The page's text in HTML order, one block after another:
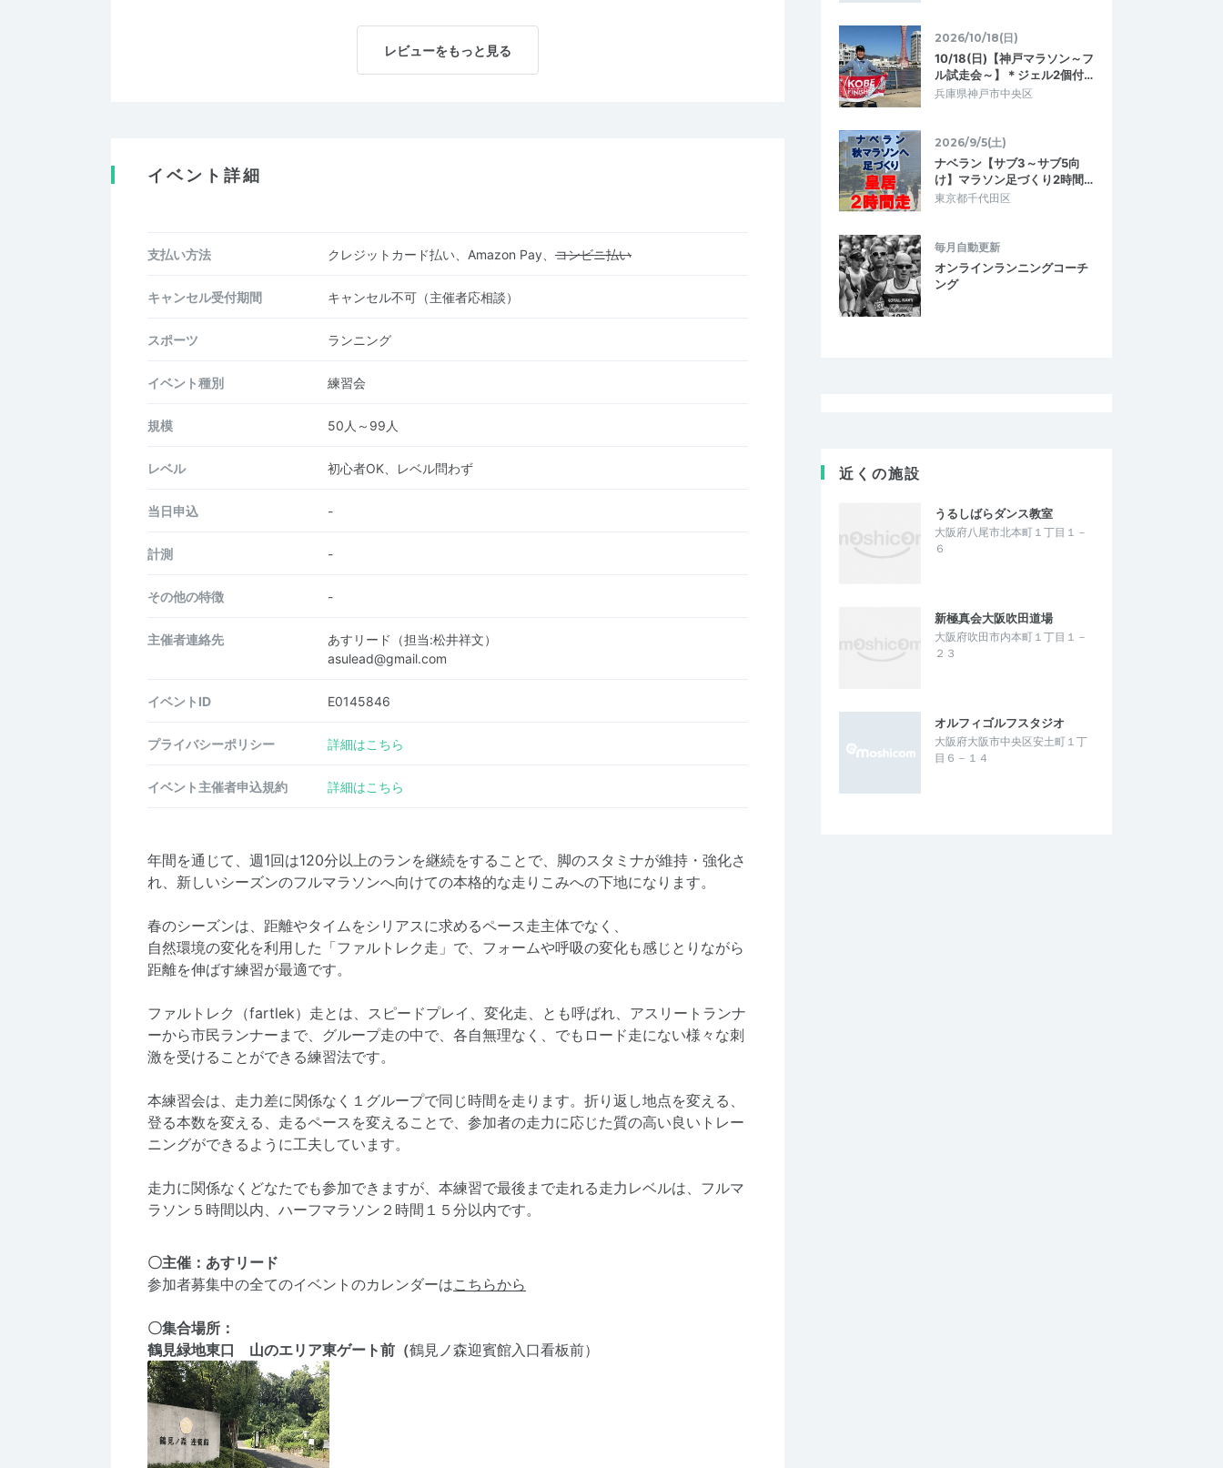
レビューをもっと見る
イベント詳細
支払い方法 クレジットカード払い、Amazon Pay、 コンビニ払い
キャンセル受付期間 キャンセル不可（主催者応相談）
スポーツ ランニング
イベント種別 練習会
規模 50人～99人
レベル 初心者OK、レベル問わず
当日申込 -
計測 -
その他の特徴 -
主催者連絡先
あすリード（担当:松井祥文）
asulead@gmail.com
イベントID E0145846
プライバシーポリシー 詳細はこちら
イベント主催者申込規約 詳細はこちら
年間を通じて、週1回は120分以上のランを継続をすることで、脚のスタミナが維持・強化さ
れ、新しいシーズンのフルマラソンへ向けての本格的な走りこみへの下地になります。
春のシーズンは、距離やタイムをシリアスに求めるペース走主体でなく、
自然環境の変化を利用した「ファルトレク走」で、フォームや呼吸の変化も感じとりながら
距離を伸ばす練習が最適です。
ファルトレク（fartlek）走とは、スピードプレイ、変化走、とも呼ばれ、アスリートランナ
ーから市民ランナーまで、グループ走の中で、各自無理なく、でもロード走にない様々な刺
激を受けることができる練習法です。
本練習会は、走力差に関係なく１グループで同じ時間を走ります。折り返し地点を変える、
登る本数を変える、走るペースを変えることで、参加者の走力に応じた質の高い良いトレー
ニングができるように工夫しています。
走力に関係なくどなたでも参加できますが、本練習で最後まで走れる走力レベルは、フルマ
ラソン５時間以内、ハーフマラソン２時間１５分以内です。
〇主催： あすリード
参加者募集中の全てのイベントのカレンダーはこちらから
〇集合場所：
鶴見緑地東口 山のエリア東ゲート前（鶴見ノ森迎賓館入口看板前）
2026/10/18(日)
10/18(日)【神戸マラソン～フ
ル試走会～】＊ジェル2個付…
兵庫県神戸市中央区
2026/9/5(土)
ナベラン【サブ3～サブ5向
け】マラソン足づくり2時間…
東京都千代田区
毎月自動更新
オンラインランニングコーチ
ング
近くの施設
うるしばらダンス教室
大阪府八尾市北本町１丁目１－
６
新極真会大阪吹田道場
大阪府吹田市内本町１丁目１－
２３
オルフィゴルフスタジオ
大阪府大阪市中央区安土町１丁
目６－１４